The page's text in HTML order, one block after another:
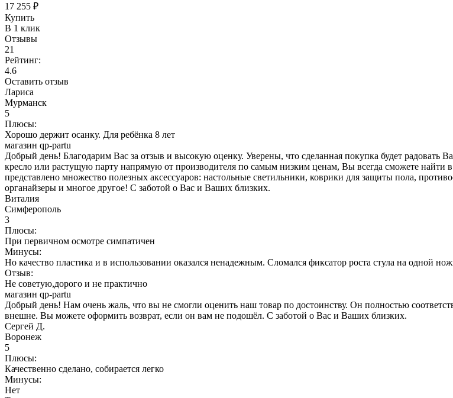
17 255 ₽
Купить
В 1 клик
Отзывы
21
Рейтинг:
4.6
Оставить отзыв
Лариса
Мурманск
5
Плюсы:
Хорошо держит осанку. Для ребёнка 8 лет
магазин qp-partu
Добрый день! Благодарим Вас за отзыв и высокую оценку. Уверены, что сделанная покупка будет радовать
кресло или растущую парту напрямую от производителя по самым низким ценам, Вы всегда сможете
представлено множество полезных аксессуаров: настольные светильники, коврики для защиты пола,
органайзеры и многое другое! С заботой о Вас и Ваших близких.
Виталия
Симферополь
3
Плюсы:
При первичном осмотре симпатичен
Минусы:
Но качество пластика и в использовании оказался ненадежным. Сломался фиксатор роста стула на одной
Отзыв:
Не советую,дорого и не практично
магазин qp-partu
Добрый день! Нам очень жаль, что вы не смогли оценить наш товар по достоинству. Он полностью
внешне. Вы можете оформить возврат, если он вам не подошёл. С заботой о Вас и Ваших близких.
Сергей Д.
Воронеж
5
Плюсы:
Качественно сделано, собирается легко
Минусы:
Нет